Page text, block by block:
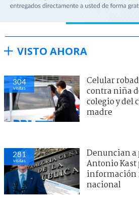
VISTO AHORA
304
visitas
Celular
contra niña
colegio y del
madre
281
visitas
Denuncian a
Antonio
información
nacional